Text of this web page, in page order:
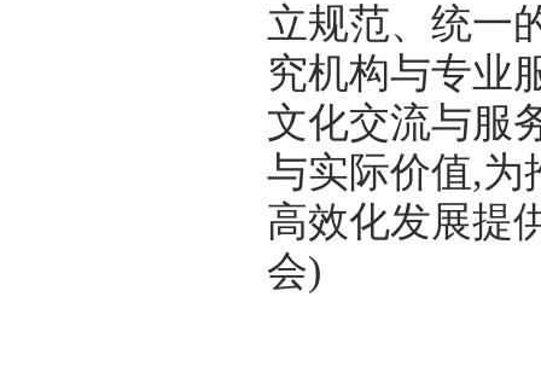
立规范、统一
究机构与专业
文化交流与服
与实际价值,为
高效化发展提
会)